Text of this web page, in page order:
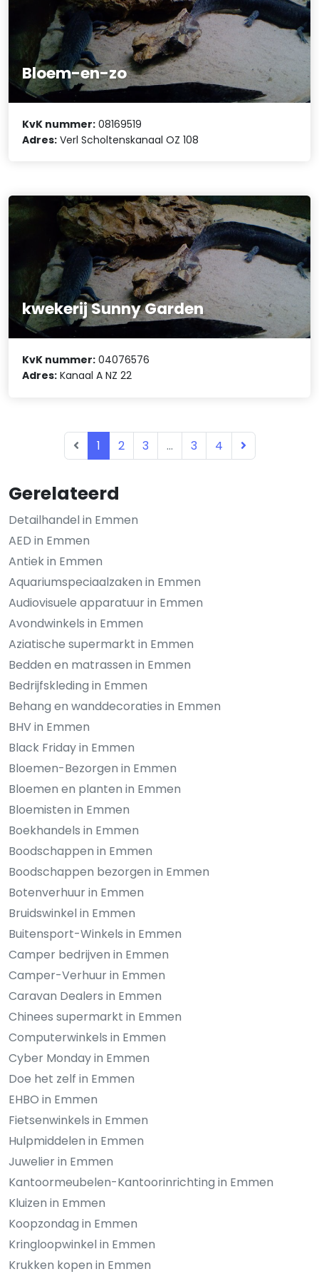
Gerelateerd
Detailhandel in Emmen
AED in Emmen
Antiek in Emmen
Aquariumspeciaalzaken in Emmen
Audiovisuele apparatuur in Emmen
Avondwinkels in Emmen
Aziatische supermarkt in Emmen
Bedden en matrassen in Emmen
Bedrijfskleding in Emmen
Behang en wanddecoraties in Emmen
BHV in Emmen
Black Friday in Emmen
Bloemen-Bezorgen in Emmen
Bloemen en planten in Emmen
Bloemisten in Emmen
Boekhandels in Emmen
Boodschappen in Emmen
Boodschappen bezorgen in Emmen
Botenverhuur in Emmen
Bruidswinkel in Emmen
Buitensport-Winkels in Emmen
Camper bedrijven in Emmen
Camper-Verhuur in Emmen
Caravan Dealers in Emmen
Chinees supermarkt in Emmen
Computerwinkels in Emmen
Cyber Monday in Emmen
Doe het zelf in Emmen
EHBO in Emmen
Fietsenwinkels in Emmen
Hulpmiddelen in Emmen
Juwelier in Emmen
Kantoormeubelen-Kantoorinrichting in Emmen
Kluizen in Emmen
Koopzondag in Emmen
Kringloopwinkel in Emmen
Krukken kopen in Emmen
Bloem-en-zo
KvK nummer: 08169519
Adres: Verl Scholtenskanaal OZ 108
kwekerij Sunny Garden
KvK nummer: 04076576
Adres: Kanaal A NZ 22
1 2 3 ... 3 4